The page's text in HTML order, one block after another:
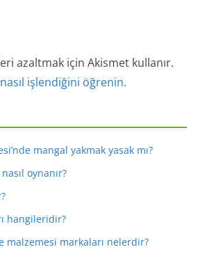
azaltmak için Akismet kullanır.
işlendiğini öğrenin.
mangal yakmak yasak mı?
oynanır?
hangileridir?
malzemesi markaları nelerdir?